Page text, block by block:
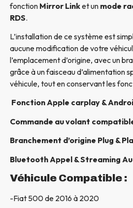
fonction Mirror Linket un mode
RDS.
L’installation de ce système est
aucune modification de votre
l’emplacement d’origine, avec un
grâce à un faisceau d’alimentation
véhicule, tout en conservant les
Fonction Apple carplay &
Commande au volant
Branchement d’origine Plug &
Bluetooth Appel & Streaming
Véhicule Compatible :
-Fiat 500 de 2016 à 2020